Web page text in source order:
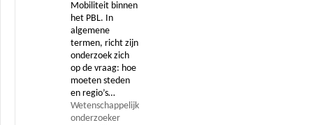
Mobiliteit binnen
het PBL. In
algemene
termen, richt zijn
onderzoek zich
op de vraag: hoe
moeten steden
en regio’s…
Wetenschappelijk
onderzoeker